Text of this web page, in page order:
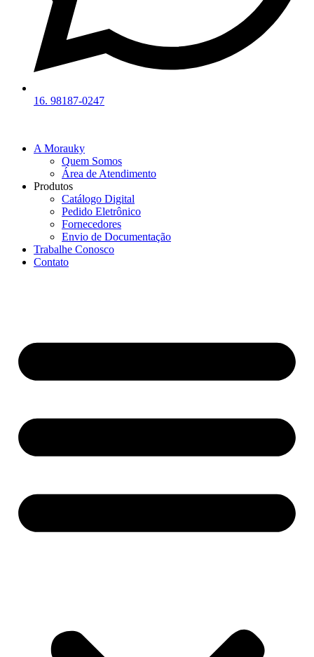
16. 98187-0247
A Morauky
Quem Somos
Área de Atendimento
Produtos
Catálogo Digital
Pedido Eletrônico
Fornecedores
Envio de Documentação
Trabalhe Conosco
Contato